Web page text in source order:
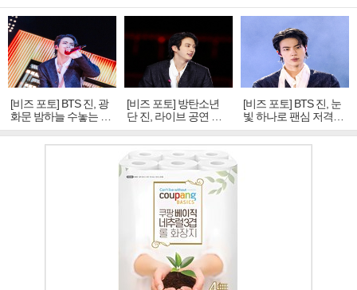
[비즈 포토] BTS 진, 광
화문 밤하늘 수놓는 '비
주얼 킹'의 열창
[비즈 포토] 방탄소년
단 진, 라이브 공연 중
빛나는 독보적 아우라
[비즈 포토] BTS 진, 눈
빛 하나로 팬심 저격…
독보적 카리스마